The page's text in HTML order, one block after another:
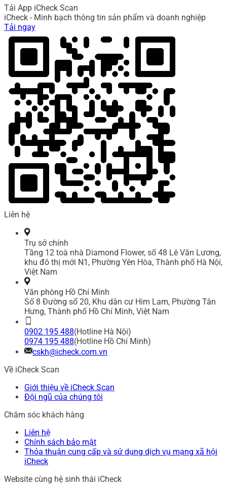
Tải App iCheck Scan
iCheck - Minh bạch thông tin sản phẩm và doanh nghiệp
Tải ngay
Liên hệ
Trụ sở chính
Tầng 12 toà nhà Diamond Flower, số 48 Lê Văn Lương,
khu đô thị mới N1, Phường Yên Hòa, Thành phố Hà Nội,
Việt Nam
Văn phòng Hồ Chí Minh
Số 8 Đường số 20, Khu dân cư Him Lam, Phường Tân
Hưng, Thành phố Hồ Chí Minh, Việt Nam
0902 195 488(Hotline Hà Nội)
0974 195 488(Hotline Hồ Chí Minh)
cskh@icheck.com.vn
Về iCheck Scan
Giới thiệu về iCheck Scan
Đội ngũ của chúng tôi
Chăm sóc khách hàng
Liên hệ
Chính sách bảo mật
Thỏa thuận cung cấp và sử dụng dịch vụ mạng xã hội
iCheck
Website cùng hệ sinh thái iCheck